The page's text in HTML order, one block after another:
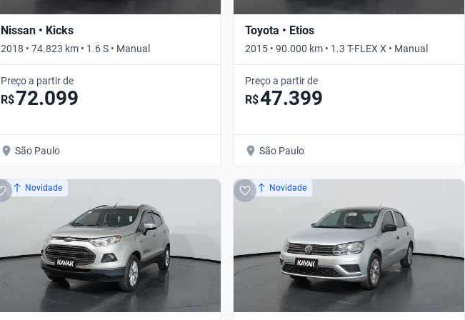
Nissan • Kicks
2018 • 74.823 km • 1.6 S • Manual
Preço a partir de
R$72.099
São Paulo
Toyota • Etios
2015 • 90.000 km • 1.3 T-FLEX X • Manual
Preço a partir de
R$47.399
São Paulo
Novidade Novidade